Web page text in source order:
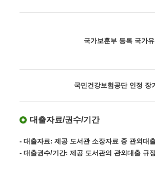
국가보훈부 등록 국가
국민건강보험공단 인정 장
대출자료/권수/기간
- 대출자료: 제공 도서관 소장자료 중 관외대
- 대출권수/기간: 제공 도서관의 관외대출 규